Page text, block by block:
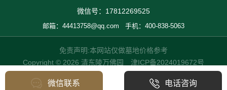
微信号：17812269525
邮箱：44413758@qq.com 手机：400-838-5063
免责声明:本网站仅做墓地价格参考
Copyright © 2026 清东陵万佛园 津ICP备2024019672号
微信联系 电话咨询